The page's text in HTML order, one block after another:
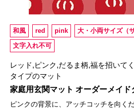
和風 red pink
大・小両サイズ（
文字入れ不可
レッド,ピンク,だるま柄,福を招いて
タイプのマット
家庭用玄関マット オーダーメイド
ピンクの背景に、アッチコッチを向く